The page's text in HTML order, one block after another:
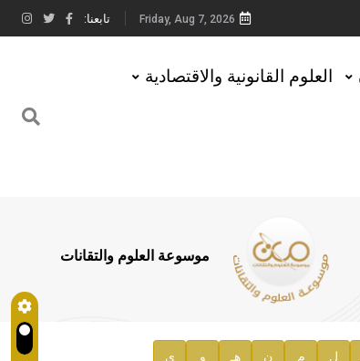
Friday, Aug 7, 2026 تابعنا:
العلوم القانونية والاقتصادية
موسوعة العلوم والتقانات
ل م ن هـ و ي